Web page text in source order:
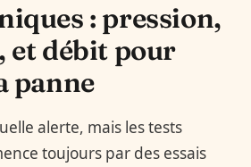
: pression,
et débit pour
panne
alerte, mais les tests
toujours par des essais